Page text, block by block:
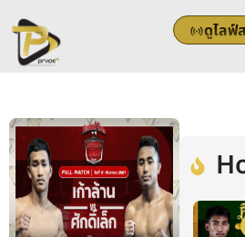
to
content
ดูไลฟ์